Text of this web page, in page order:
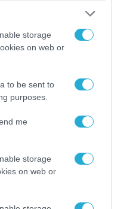
storage
on web or
to be sent to
purposes.
me
storage
on web or